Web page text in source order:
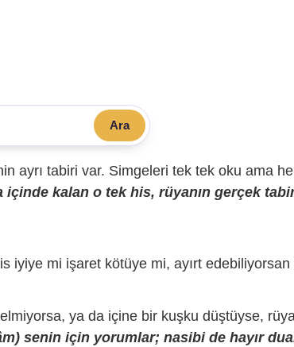
Ara
ayrı tabiri var. Simgeleri tek tek oku ama
içinde kalan o tek his, rüyanın gerçek
iyiye mi işaret kötüye mi, ayırt edebiliyorsan
ya da içine bir kuşku düştüyse,
senin için yorumlar; nasibi de hayır